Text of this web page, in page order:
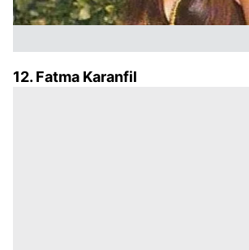
12. Fatma Karanfil